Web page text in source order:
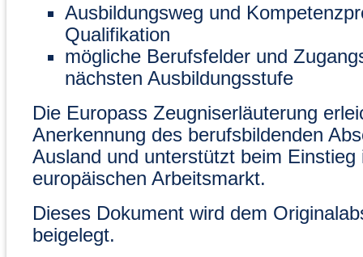
Ausbildungsweg und
Qualifikation
mögliche Berufsfelder und
nächsten Ausbildungsstufe
Die Europass Zeugniserläuterung
Anerkennung des berufsbildenden
Ausland und unterstützt beim Einstieg
europäischen Arbeitsmarkt.
Dieses Dokument wird dem
beigelegt.